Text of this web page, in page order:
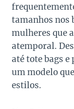
tamanhos nos
mulheres que
atemporal.
até tote bags e
um modelo
estilos.